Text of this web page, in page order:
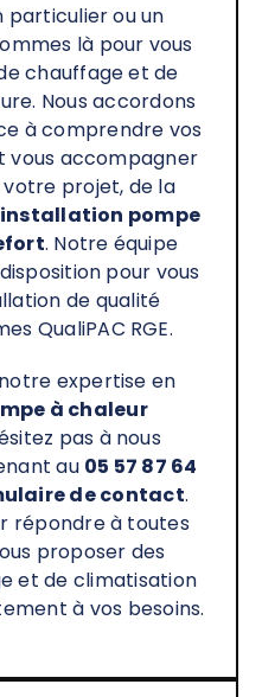
particulier ou un
là pour vous
chauffage et de
Nous accordons
à comprendre vos
vous accompagner
projet, de la
installation pompe
. Notre équipe
pour vous
de qualité
QualiPAC RGE.
expertise en
à chaleur
pas à nous
au 05 57 87 64
de contact.
répondre à toutes
proposer des
et de climatisation
à vos besoins.